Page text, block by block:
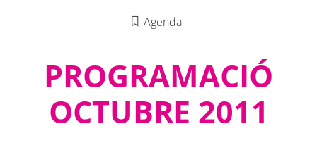
Agenda
PROGRAMACIÓ
OCTUBRE 2011